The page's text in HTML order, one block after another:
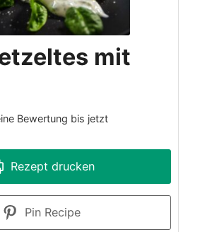
mit
Bewertung bis jetzt
Rezept drucken
Pin Recipe